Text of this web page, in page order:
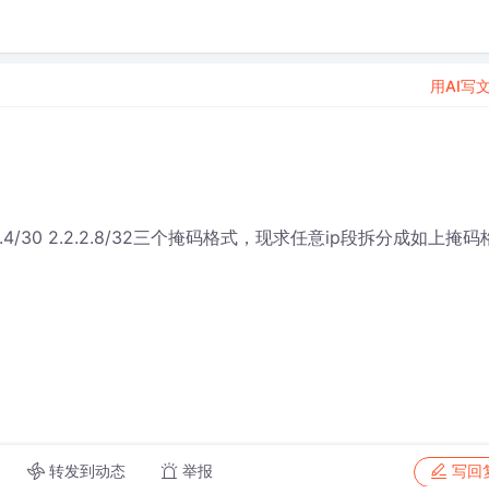
30 2.2.2.8/32三个掩码格式，现求任意ip段拆分成如上掩码
转发到动态 举报 写回
用AI写